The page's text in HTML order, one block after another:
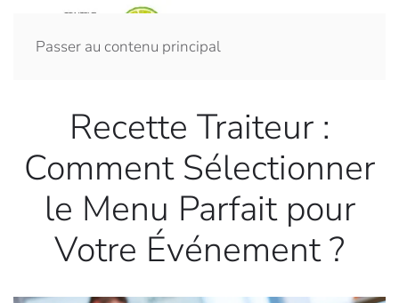
Passer au contenu principal
Recette Traiteur :
Comment Sélectionner
le Menu Parfait pour
Votre Événement ?